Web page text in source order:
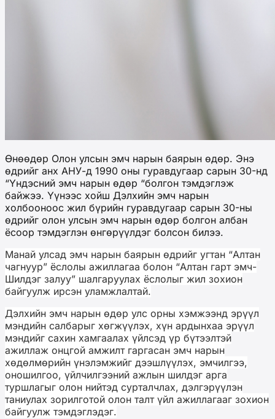
Өнөөдөр Олон улсын эмч нарын баярын өдөр. Энэ
өдрийг анх АНУ-д 1990 оны гуравдугаар сарын 30-нд
“Үндэсний эмч нарын өдөр “болгон тэмдэглэж
байжээ. Үүнээс хойш Дэлхийн эмч нарын
холбооноос жил бүрийн гуравдугаар сарын 30-ны
өдрийг олон улсын эмч нарын өдөр болгон албан
ёсоор тэмдэглэн өнгөрүүлдэг болсон билээ.
Манай улсад эмч нарын баярын өдрийг угтан “Алтан
чагнуур” ёслолы ажиллагаа болон “Алтан гарт эмч-
Шилдэг залуу” шалгаруулах ёслолыг жил зохион
байгуулж ирсэн уламжлалтай.
Дэлхийн эмч нарын өдөр улс орны хэмжээнд эрүүл
мэндийн салбарыг хөгжүүлэх, хүн ардынхаа эрүүл
мэндийг сахин хамгаалах үйлсэд үр бүтээлтэй
ажиллаж онцгой амжилт гаргасан эмч нарын
хөдөлмөрийн үнэлэмжийг дээшлүүлэх, эмчилгээ,
оношилгоо, үйлчилгээний ажлын шилдэг арга
туршлагыг олон нийтэд сурталчлах, дэлгэрүүлэн
таниулах зорилготой олон талт үйл ажиллагааг зохион
байгуулж тэмдэглэдэг.